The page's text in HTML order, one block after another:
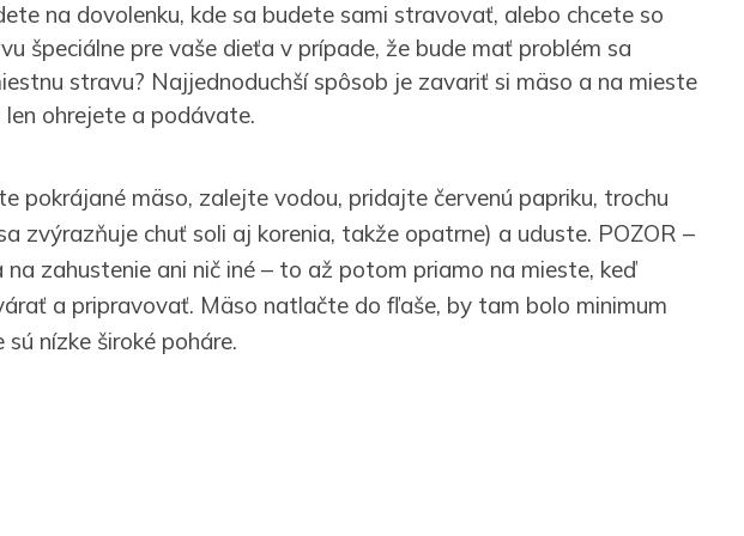
na dovolenku, kde sa budete sami stravovať, alebo chcete so
špeciálne pre vaše dieťa v prípade, že bude mať problém sa
stravu? Najjednoduchší spôsob je zavariť si mäso a na mieste
ohrejete a podávate.
pokrájané mäso, zalejte vodou, pridajte červenú papriku, trochu
zvýrazňuje chuť soli aj korenia, takže opatrne) a uduste. POZOR –
na zahustenie ani nič iné – to až potom priamo na mieste, keď
a pripravovať. Mäso natlačte do fľaše, by tam bolo minimum
sú nízke široké poháre.